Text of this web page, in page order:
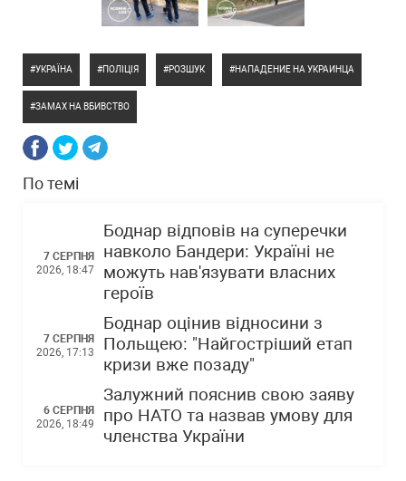
УКРАЇНА ПОЛІЦІЯ РОЗШУК НАПАДЕНИЕ НА УКРАИНЦА
ЗАМАХ НА ВБИВСТВО
По темі
7 СЕРПНЯ
2026, 18:47
Боднар відповів на суперечки
навколо Бандери: Україні не
можуть нав'язувати власних
героїв
7 СЕРПНЯ
2026, 17:13
Боднар оцінив відносини з
Польщею: "Найгостріший етап
кризи вже позаду"
6 СЕРПНЯ
2026, 18:49
Залужний пояснив свою заяву
про НАТО та назвав умову для
членства України